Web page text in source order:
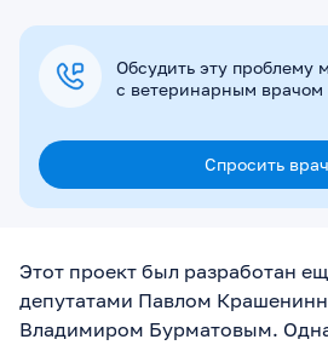
Обсудить эту проблему
с ветеринарным
Спросить
Этот проект был разработан
депутатами Павлом
Владимиром Бурматовым.